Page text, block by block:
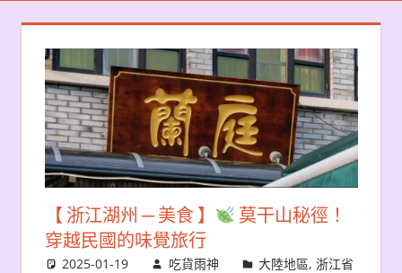
【 浙江湖州 ─ 美食 】
莫干山秘徑！
穿越民國的味覺旅行
2025-01-19 吃貨雨神 大陸地區,浙江省